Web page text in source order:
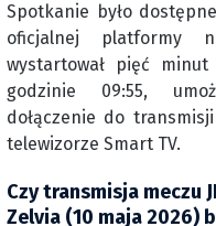
Spotkanie było
oficjalnej platformy
wystartował pięć
godzinie 09:55,
dołączenie do
telewizorze Smart TV.
Czy transmisja meczu
Zelvia (10 maja 2026)